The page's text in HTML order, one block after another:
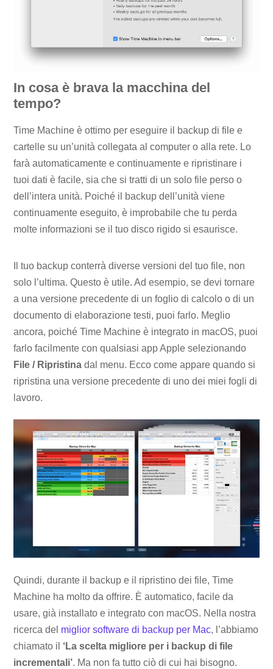
In cosa è brava la macchina del
tempo?
Time Machine è ottimo per eseguire il backup di file e
cartelle su un’unità collegata al computer o alla rete. Lo
farà automaticamente e continuamente e ripristinare i
tuoi dati è facile, sia che si tratti di un solo file perso o
dell’intera unità. Poiché il backup dell’unità viene
continuamente eseguito, è improbabile che tu perda
molte informazioni se il tuo disco rigido si esaurisce.
Il tuo backup conterrà diverse versioni del tuo file, non
solo l’ultima. Questo è utile. Ad esempio, se devi tornare
a una versione precedente di un foglio di calcolo o di un
documento di elaborazione testi, puoi farlo. Meglio
ancora, poiché Time Machine è integrato in macOS, puoi
farlo facilmente con qualsiasi app Apple selezionando
File / Ripristina dal menu. Ecco come appare quando si
ripristina una versione precedente di uno dei miei fogli di
lavoro.
Quindi, durante il backup e il ripristino dei file, Time
Machine ha molto da offrire. È automatico, facile da
usare, già installato e integrato con macOS. Nella nostra
ricerca del miglior software di backup per Mac, l’abbiamo
chiamato il ‘La scelta migliore per i backup di file
incrementali’. Ma non fa tutto ciò di cui hai bisogno.